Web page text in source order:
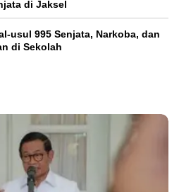
di Jaksel
usul 995 Senjata, Narkoba, dan
di Sekolah